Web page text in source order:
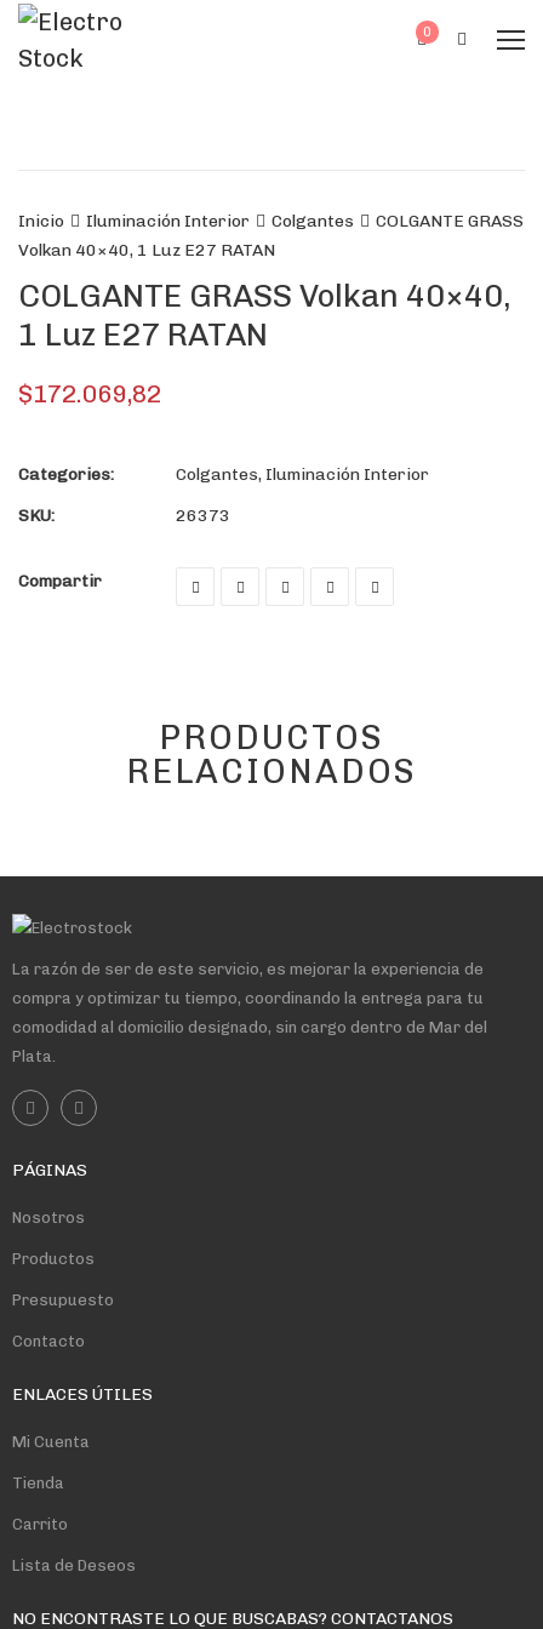
0
Inicio Iluminación Interior Colgantes
COLGANTE GRASS
Volkan 40×40, 1 Luz E27 RATAN
COLGANTE GRASS Volkan 40×40,
1 Luz E27 RATAN
$172.069,82
Categories: Colgantes, Iluminación Interior
SKU:
26373
Compartir
PRODUCTOS
RELACIONADOS
La razón de ser de este servicio, es mejorar la experiencia de
compra y optimizar tu tiempo, coordinando la entrega para tu
comodidad al domicilio designado, sin cargo dentro de Mar del
Plata.
PÁGINAS
Nosotros
Productos
Presupuesto
Contacto
ENLACES ÚTILES
Mi Cuenta
Tienda
Carrito
Lista de Deseos
NO ENCONTRASTE LO QUE BUSCABAS? CONTACTANOS